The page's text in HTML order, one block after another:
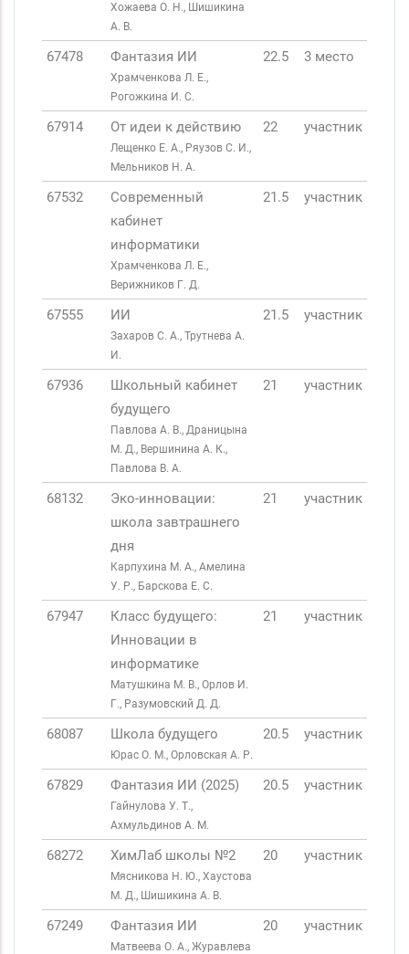
Хожаева О. Н., Шишикина
А. В.
67478 Фантазия ИИ
Храмченкова Л. Е.,
Рогожкина И. С.
22.5 3 место
67914 От идеи к действию
Лещенко Е. А., Ряузов С. И.,
Мельников Н. А.
22 участник
67532
Современный
кабинет
информатики
Храмченкова Л. Е.,
Верижников Г. Д.
21.5 участник
67555 ИИ
Захаров С. А., Трутнева А.
И.
21.5 участник
67936
Школьный кабинет
будущего
Павлова А. В., Драницына
М. Д., Вершинина А. К.,
Павлова В. А.
21 участник
68132
Эко-инновации:
школа завтрашнего
дня
Карпухина М. А., Амелина
У. Р., Барскова Е. С.
21 участник
67947
Класс будущего:
Инновации в
информатике
Матушкина М. В., Орлов И.
Г., Разумовский Д. Д.
21 участник
68087 Школа будущего
Юрас О. М., Орловская А. Р.
20.5 участник
67829 Фантазия ИИ (2025)
Гайнулова У. Т.,
Ахмульдинов А. М.
20.5 участник
68272 ХимЛаб школы №2
Мясникова Н. Ю., Хаустова
М. Д., Шишикина А. В.
20 участник
67249 Фантазия ИИ
Матвеева О. А., Журавлева
20 участник